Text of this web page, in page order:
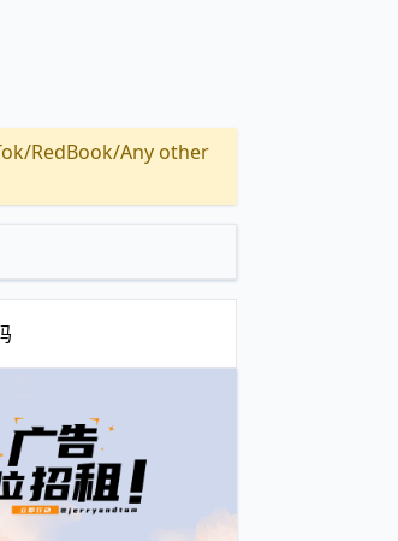
RedBook/Any other